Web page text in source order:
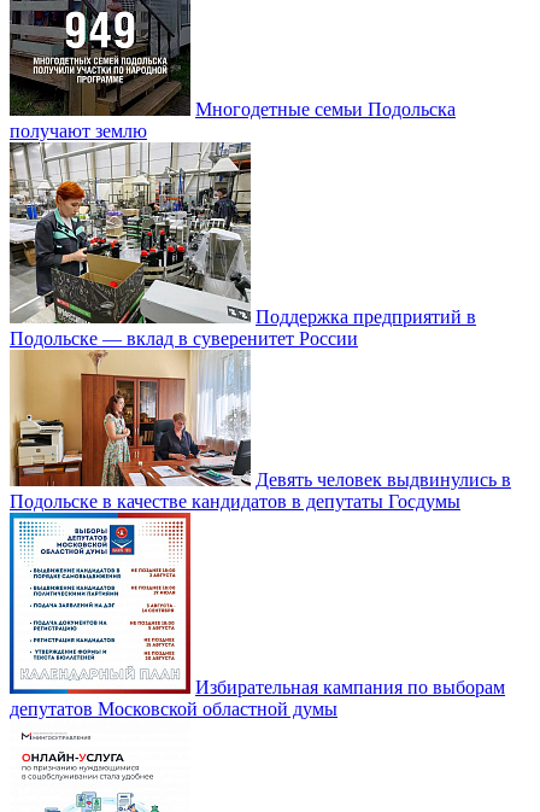
Многодетные семьи Подольска
получают землю
Поддержка предприятий в
Подольске — вклад в суверенитет России
Девять человек выдвинулись в
Подольске в качестве кандидатов в депутаты Госдумы
Избирательная кампания по выборам
депутатов Московской областной думы